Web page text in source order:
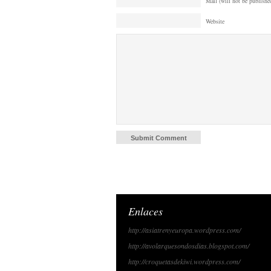
Website
Enlaces
http://asiatrenyeuropa.wordpress.com/
http://avolarquesondosdias.blogspot.com/
http://croquetasdekiwi.wordpress.com/